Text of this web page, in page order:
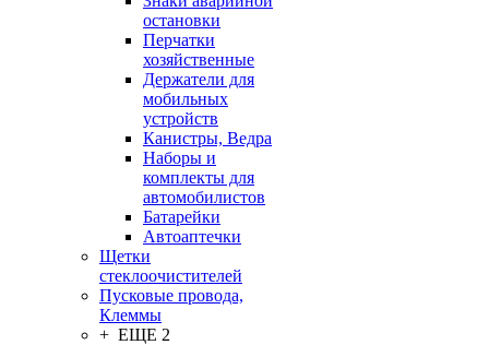
остановки
Перчатки
хозяйственные
Держатели для
мобильных
устройств
Канистры, Ведра
Наборы и
комплекты для
автомобилистов
Батарейки
Автоаптечки
Щетки
стеклоочистителей
Пусковые провода,
Клеммы
+ ЕЩЕ 2